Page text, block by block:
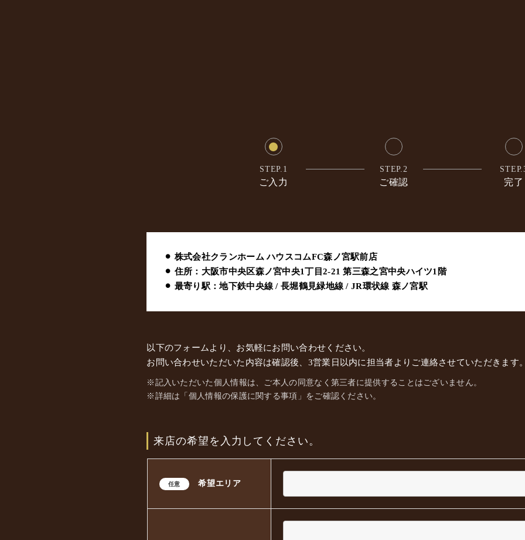
STEP.1
ご入力
STEP.2
ご確認 完了
⚫︎ 株式会社クランホーム ハウスコムFC森ノ宮駅前店
⚫︎ 住所： 大阪市中央区森ノ宮中央1丁目2-21 第三森之宮中央ハイツ1階
⚫︎ 最寄り駅：地下鉄中央線 / 長堀鶴見緑地線 / JR環状線 森ノ宮駅
以下のフォームより、お気軽にお問い合わせください。
お問い合わせいただいた内容は確認後、3営業日以内に担当者よりご連絡させていただきます
※記入いただいた個人情報は、ご本人の同意なく第三者に提供することはございません。
※詳細は「個人情報の保護に関する事項」をご確認ください。
来店の希望を入力してください。
任意 希望エリア